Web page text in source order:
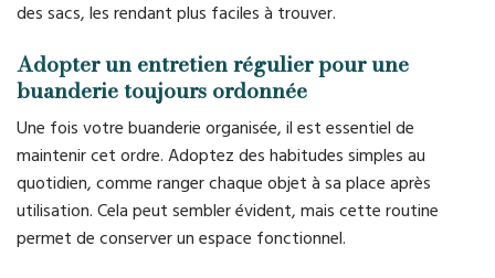
des sacs, les rendant plus faciles à trouver.
Adopter un entretien régulier pour une
buanderie toujours ordonnée
Une fois votre buanderie organisée, il est essentiel de
maintenir cet ordre. Adoptez des habitudes simples au
quotidien, comme ranger chaque objet à sa place après
utilisation. Cela peut sembler évident, mais cette routine
permet de conserver un espace fonctionnel.